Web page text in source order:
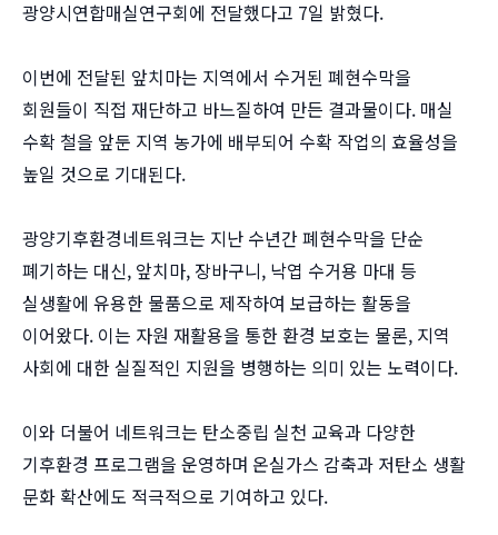
광양시연합매실연구회에 전달했다고 7일 밝혔다.
이번에 전달된 앞치마는 지역에서 수거된 폐현수막을
회원들이 직접 재단하고 바느질하여 만든 결과물이다. 매실
수확 철을 앞둔 지역 농가에 배부되어 수확 작업의 효율성을
높일 것으로 기대된다.
광양기후환경네트워크는 지난 수년간 폐현수막을 단순
폐기하는 대신, 앞치마, 장바구니, 낙엽 수거용 마대 등
실생활에 유용한 물품으로 제작하여 보급하는 활동을
이어왔다. 이는 자원 재활용을 통한 환경 보호는 물론, 지역
사회에 대한 실질적인 지원을 병행하는 의미 있는 노력이다.
이와 더불어 네트워크는 탄소중립 실천 교육과 다양한
기후환경 프로그램을 운영하며 온실가스 감축과 저탄소 생활
문화 확산에도 적극적으로 기여하고 있다.